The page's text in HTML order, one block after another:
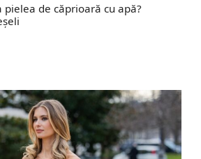
pielea de căprioară cu apă?